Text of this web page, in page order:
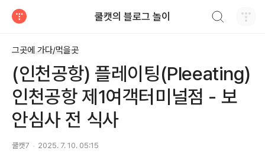
쿨캣의 블로그 놀이
그곳에 가다/먹을곳
(인천공항) 플레이팅(Pleeating)
인천공항 제1여객터미널점 - 보
안심사 전 식사
쿨캣7 2025. 7. 10. 05:15